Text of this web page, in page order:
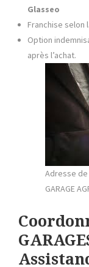
Glasseo
Franchise selon
Option
après l’achat.
Adresse de
GARAGE